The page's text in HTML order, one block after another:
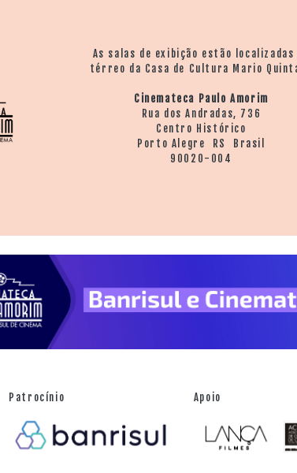
As salas de exibição estão localizadas
térreo da Casa de Cultura Mario
Cinemateca Paulo Amorim
Rua dos Andradas, 736
Centro Histórico
Porto Alegre RS Brasil
90020-004
Patrocínio Apoio